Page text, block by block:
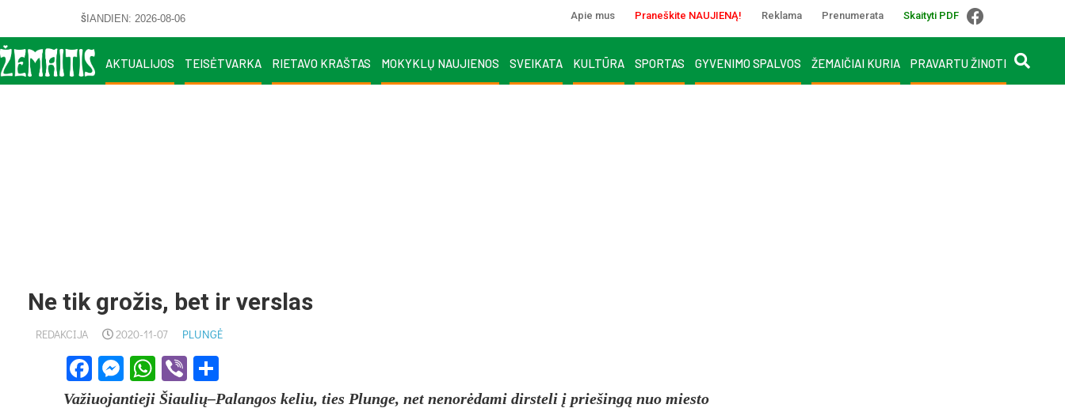
ŠIANDIEN: 2026-08-06 Apie mus Praneškite NAUJIENĄ! Reklama Prenumerata Skaityti PDF
AKTUALIJOS TEISĖTVARKA RIETAVO KRAŠTAS MOKYKLŲ NAUJIENOS SVEIKATA KULTŪRA SPORTAS GYVENIMO SPALVOS ŽEMAIČIAI KURIA PRAVARTU ŽINOTI
Ne tik grožis, bet ir verslas
REDAKCIJA 2020-11-07 PLUNGĖ
Facebook
Messenger
WhatsApp
Viber
Važiuojantieji Šiaulių–Palangos keliu, ties Plunge, net nenorėdami dirsteli į priešingą nuo miesto